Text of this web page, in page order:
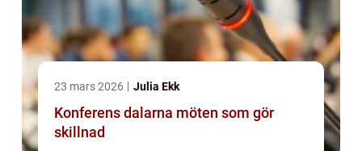
23 mars 2026 Julia Ekk
Konferens dalarna möten som gör
skillnad